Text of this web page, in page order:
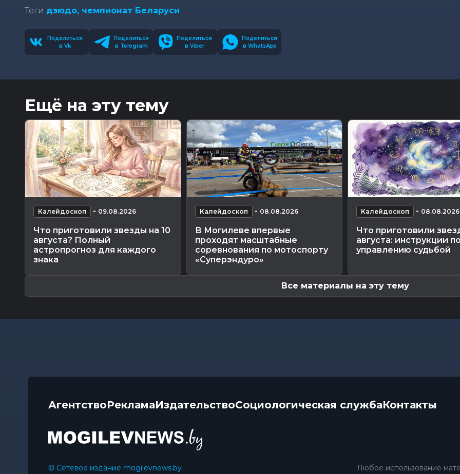
Теги дзюдо, чемпионат Беларуси
Поделиться
в Vk
Поделиться
в Telegram
Поделиться
в Viber
Поделиться
в WhatsApp
Ещё на эту тему
Калейдоскоп - 09.08.2026
Что приготовили звезды на 10
августа? Полный
астропрогноз для каждого
знака
Калейдоскоп - 08.08.2026
В Могилеве впервые
проходят масштабные
соревнования по мотоспорту
«Суперэндуро»
Калейдоскоп - 08.08.2026
Что приготовили
августа: инструкции по
управлению судьбой
Все материалы на эту тему
АгентствоРекламаИздательствоСоциологическая службаКонтакты
© Сетевое издание mogilevnews.by Любое использование